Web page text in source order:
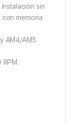
sin
memoria
AM4/AM5.